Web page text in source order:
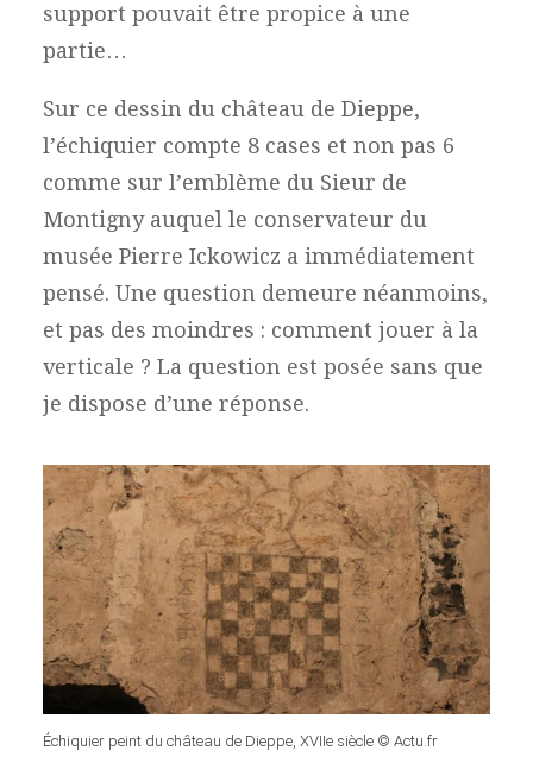
support pouvait être propice à une
partie…
Sur ce dessin du château de Dieppe,
l’échiquier compte 8 cases et non pas 6
comme sur l’emblème du Sieur de
Montigny auquel le conservateur du
musée Pierre Ickowicz a immédiatement
pensé. Une question demeure néanmoins,
et pas des moindres : comment jouer à la
verticale ? La question est posée sans que
je dispose d’une réponse.
Échiquier peint du château de Dieppe, XVIIe siècle © Actu.fr